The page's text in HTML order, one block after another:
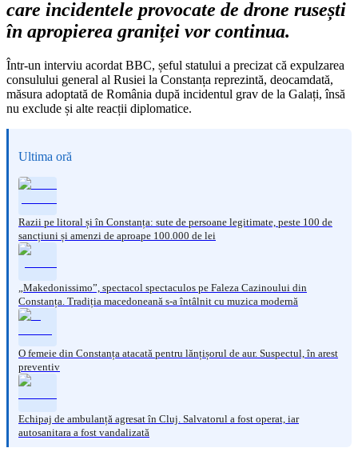
care incidentele provocate de drone rusești
în apropierea graniței vor continua.
Într-un interviu acordat BBC, șeful statului a precizat că expulzarea
consulului general al Rusiei la Constanța reprezintă, deocamdată,
măsura adoptată de România după incidentul grav de la Galați, însă
nu exclude și alte reacții diplomatice.
Ultima oră
Razii pe litoral și în Constanța: sute de persoane legitimate, peste 100 de
sancțiuni și amenzi de aproape 100.000 de lei
„Makedonissimo”, spectacol spectaculos pe Faleza Cazinoului din
Constanța. Tradiția macedoneană s-a întâlnit cu muzica modernă
O femeie din Constanța atacată pentru lănțișorul de aur. Suspectul, în arest
preventiv
Echipaj de ambulanță agresat în Cluj. Salvatorul a fost operat, iar
autosanitara a fost vandalizată